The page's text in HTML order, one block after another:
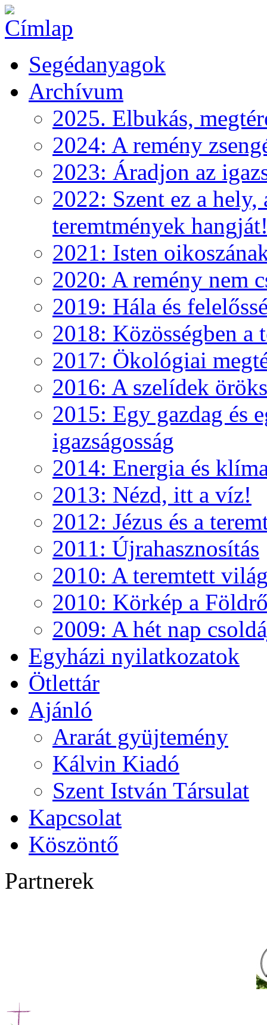
Segédanyagok
Archívum
2025. Elbukás,
2024: A remény
2023: Áradjon az
2022: Szent ez a
teremtmények
2021: Isten
2020: A remény nem
2019: Hála és
2018: Közösségben a
2017: Ökológiai
2016: A szelídek
2015: Egy gazdag és
igazságosság
2014: Energia és
2013: Nézd, itt a víz!
2012: Jézus és a
2011: Újrahasznosítás
2010: A teremtett
2010: Körkép a
2009: A hét nap
Egyházi nyilatkozatok
Ötlettár
Ajánló
Ararát gyüjtemény
Kálvin Kiadó
Szent István Társulat
Kapcsolat
Köszöntő
Partnerek